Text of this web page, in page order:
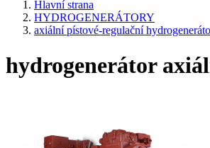
Hlavní strana
HYDROGENERÁTORY
axiální pístové-regulační
hydrogenerátor